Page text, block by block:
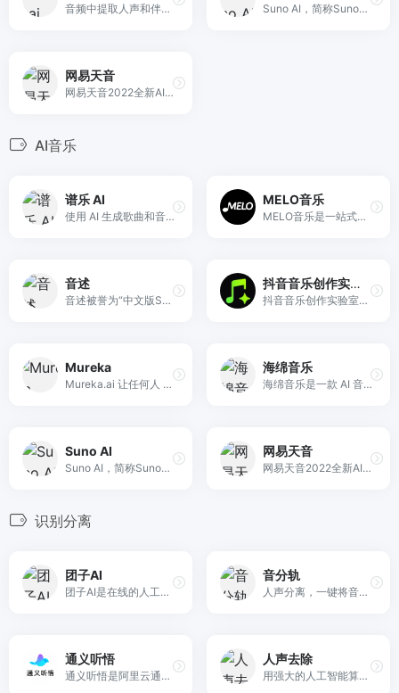
音频中提取人声和伴奏音乐神器 Suno AI，简称Suno，是一款生成式人工智能音乐创作程序，旨在产生人声与乐器相结合的逼真歌曲。
网易天音
网易天音2022全新AI创作平台正式上线，海量风格限时限免；一键渲染，点亮你的音乐天赋！
AI音乐
谱乐 AI
使用 AI 生成歌曲和音乐视频 — 免费启动，免费用于商业用途。将文本、图像或您的声音转化为原创音乐和可共享的音乐视频。
MELO音乐
MELO音乐是一站式AI视频与音乐制作助手，对标suno, udio的高品质体验。提供伴奏生成、原创写词、无损导出、哼唱识曲、混音变声等全套音频与短视频编辑工具。无论是流行Kpop、电音说唱、民谣古风、摇滚儿歌还是商用轻音乐，MELO为你免费谱曲，轻松做同款！
音述
音述被誉为“中文版Suno”，是全球地标级AI音乐创作平台。独家黑科技引擎，3秒生成录音棚级无损音质歌曲。完全无需乐理，输入歌词一键成曲，支持流行、古风、电音等全风格覆盖。包含无损Stem分轨、人声替换、歌词生成等专业功能。永久免费试用，立即打造你的百万爆款单曲！
抖音音乐创作实验室
抖音音乐创作实验室是抖音官方推出的AI音乐生产力工具，支持智能作词作曲、专业音频编辑及视频自动生成，助力零基础用户一站式完成音乐创作与发布。
Mureka
Mureka.ai 让任何人 10 秒内获得高质量、可商用的原创歌曲，支持多风格、多语言及开放 API。
海绵音乐
海绵音乐是一款 AI 音乐创作产品，输入一句话灵感或者歌词，即可快速生成音乐，最大限度拉近每个人同音乐创作的距离。同时，海绵音乐提供了丰富的自定义功能，让每个人都可以一键创作属于自己的 AI 音乐。在这个过程中，偶遇惊喜，发现更多可能，为你打造耳目一新的音乐创作体验
Suno AI
Suno AI，简称Suno，是一款生成式人工智能音乐创作程序，旨在产生人声与乐器相结合的逼真歌曲。
网易天音
网易天音2022全新AI创作平台正式上线，海量风格限时限免；一键渲染，点亮你的音乐天赋！
识别分离
团子AI
团子AI是在线的人工智能工具箱，提供伴奏人声提取、任意乐器分离、无损升降掉等有趣且实用的功能。零门槛，快，简单，而且好。
音分轨
人声分离，一键将音频分离成人声和伴奏
通义听悟
通义听悟是阿里云通义家族新成员，是一款聚焦于音视频内容的工作学习AI助手。
人声去除
用强大的人工智能算法将声音从音乐中分离出来